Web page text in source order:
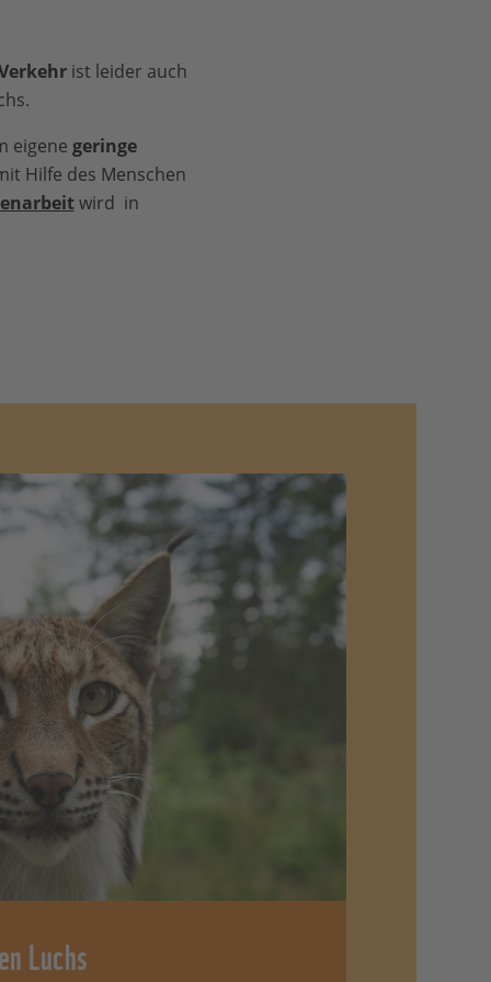
ist leider auch
eigene geringe
Hilfe des Menschen
wird in
Luchs